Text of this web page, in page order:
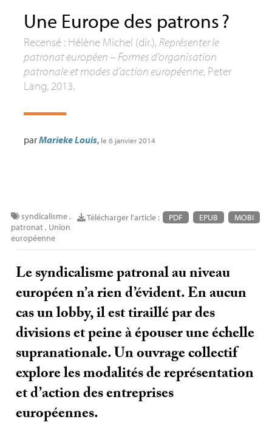
Une Europe des patrons?
Recensé : Hélène Michel (dir.), Représenter le
patronat européen – Formes d’organisation
patronale et modes d’action européenne, Peter
Lang, 2013.
parMarieke Louis, le 6 janvier 2014
Télécharger l'article : PDF EPUB MOBI
syndicalisme,
patronat, Union
européenne
Le syndicalisme patronal au niveau
européen n’a rien d’évident. En aucun
cas un lobby, il est tiraillé par des
divisions et peine à épouser une échelle
supranationale. Un ouvrage collectif
explore les modalités de représentation
et d’action des entreprises
européennes.